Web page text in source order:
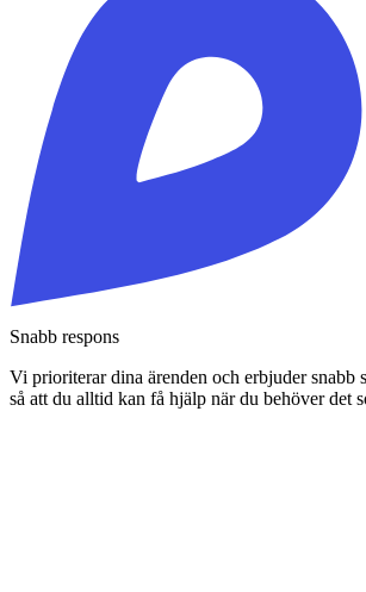
Snabb respons
Vi prioriterar dina ärenden och erbjuder snabb
så att du alltid kan få hjälp när du behöver det